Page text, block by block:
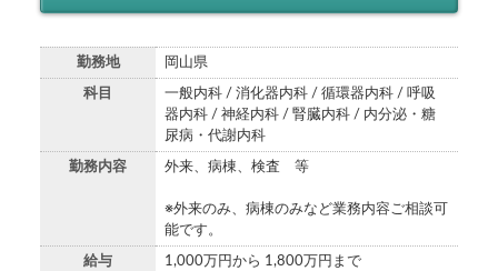
勤務地 岡山県
科目
一般内科 / 消化器内科 / 循環器内科 / 呼吸
器内科 / 神経内科 / 腎臓内科 / 内分泌・糖
尿病・代謝内科
勤務内容 外来、病棟、検査 等
※外来のみ、病棟のみなど業務内容ご相談可
能です。
給与 1,000万円から 1,800万円まで